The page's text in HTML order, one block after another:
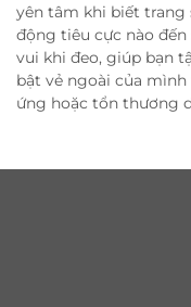
yên tâm khi biết trang
động tiêu cực nào
vui khi đeo, giúp bạn
bật vẻ ngoài của
ứng hoặc tổn thương